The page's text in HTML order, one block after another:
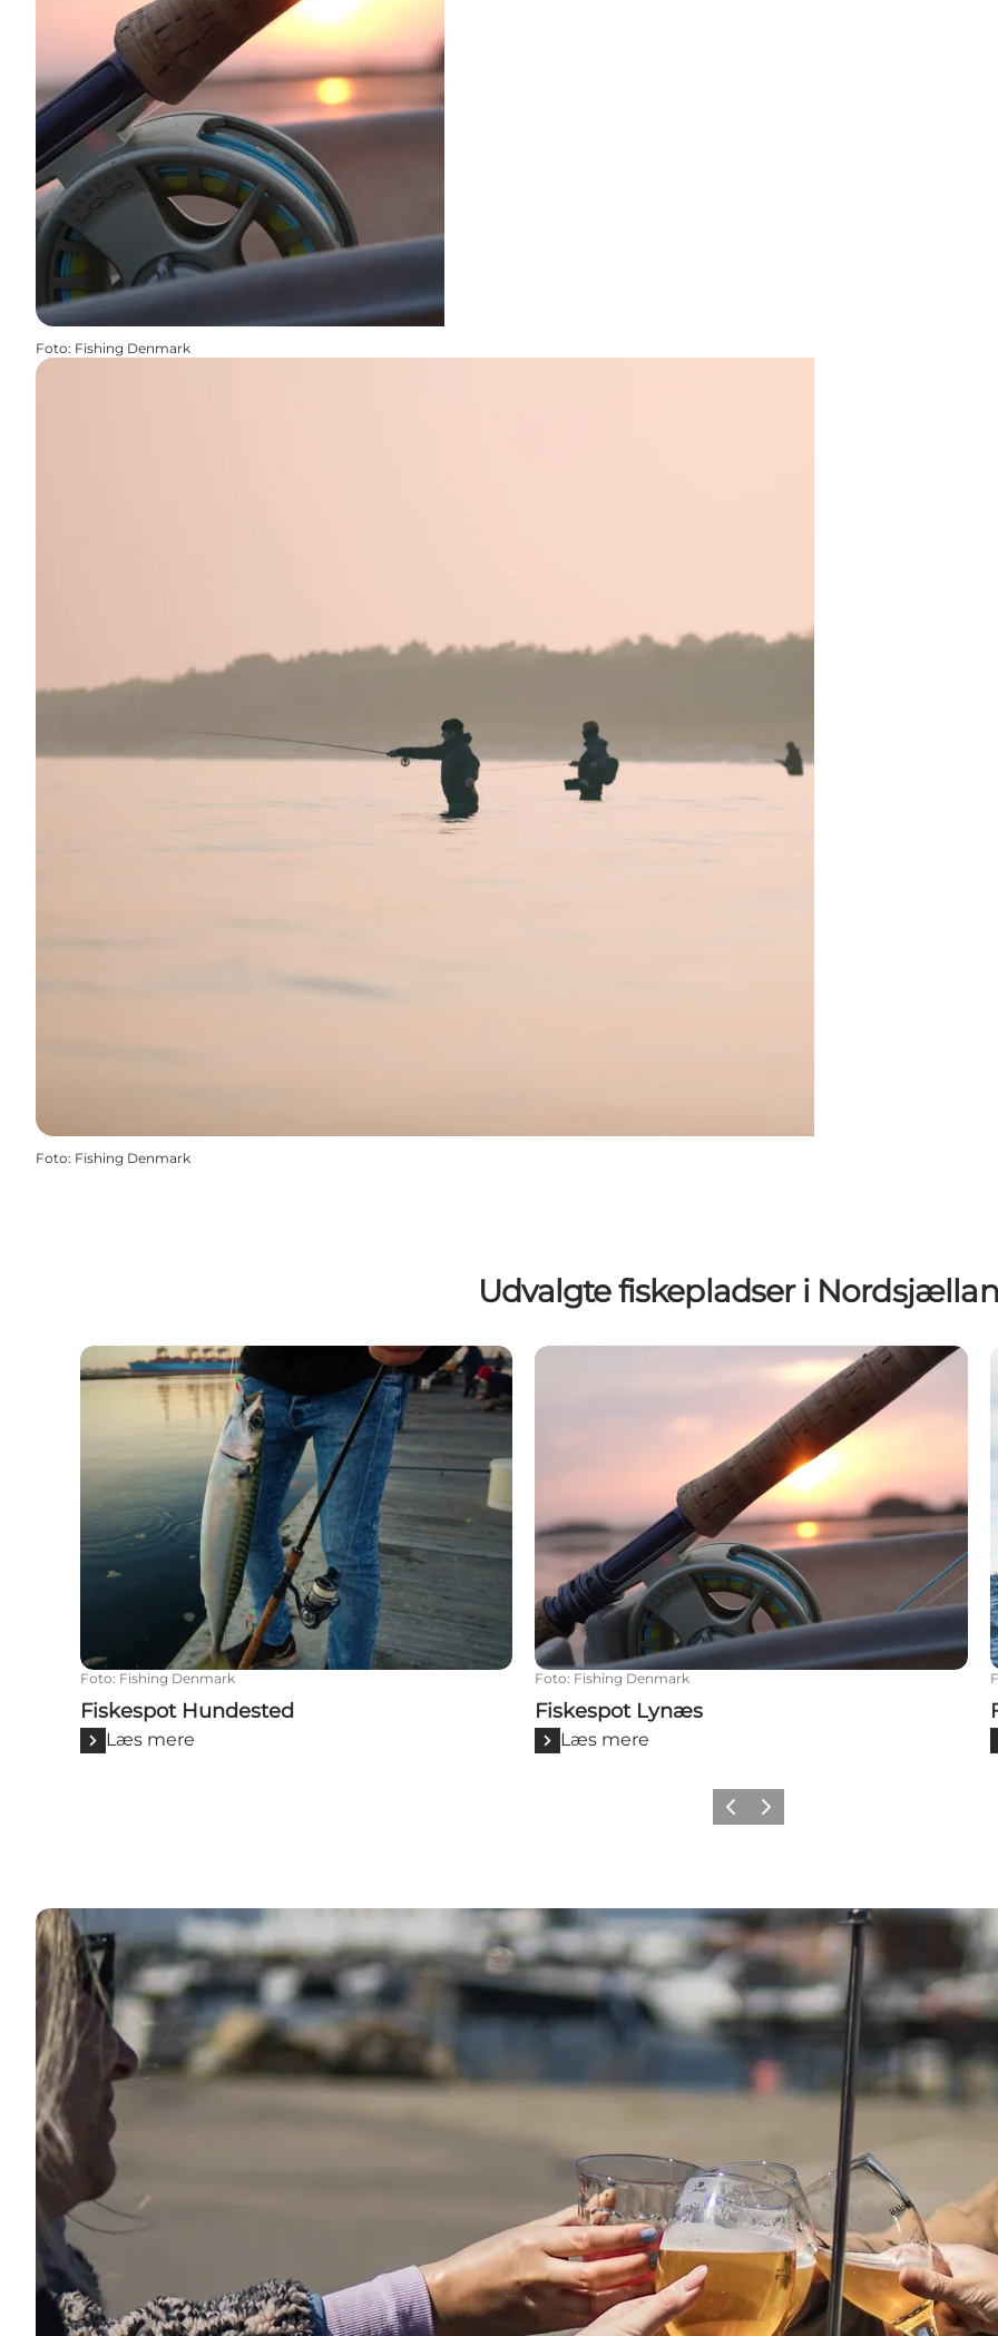
Foto: Fishing Denmark
Foto: Fishing Denmark
Udvalgte fiskepladser i
Fiskespot Hundested
Foto: Fishing Denmark
Fiskespot Hundested
Læs mere
Fiskespot Lynæs
Foto: Fishing Denmark
Fiskespot Lynæs
Læs mere
ForrigeNæste
Læs mere